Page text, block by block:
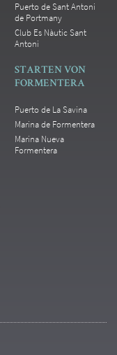
Puerto de Sant Antoni
de Portmany
Club Es Nàutic Sant
Antoni
STARTEN VON
FORMENTERA
Puerto de La Savina
Marina de Formentera
Marina Nueva
Formentera